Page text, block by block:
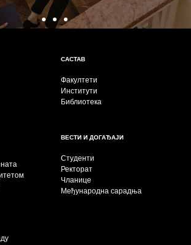
САСТАВ
Факултети
Институти
Библиотека
ВЕСТИ И ДОГАЂАЈИ
Студенти
Ректорат
Чланице
Међународна сарадња